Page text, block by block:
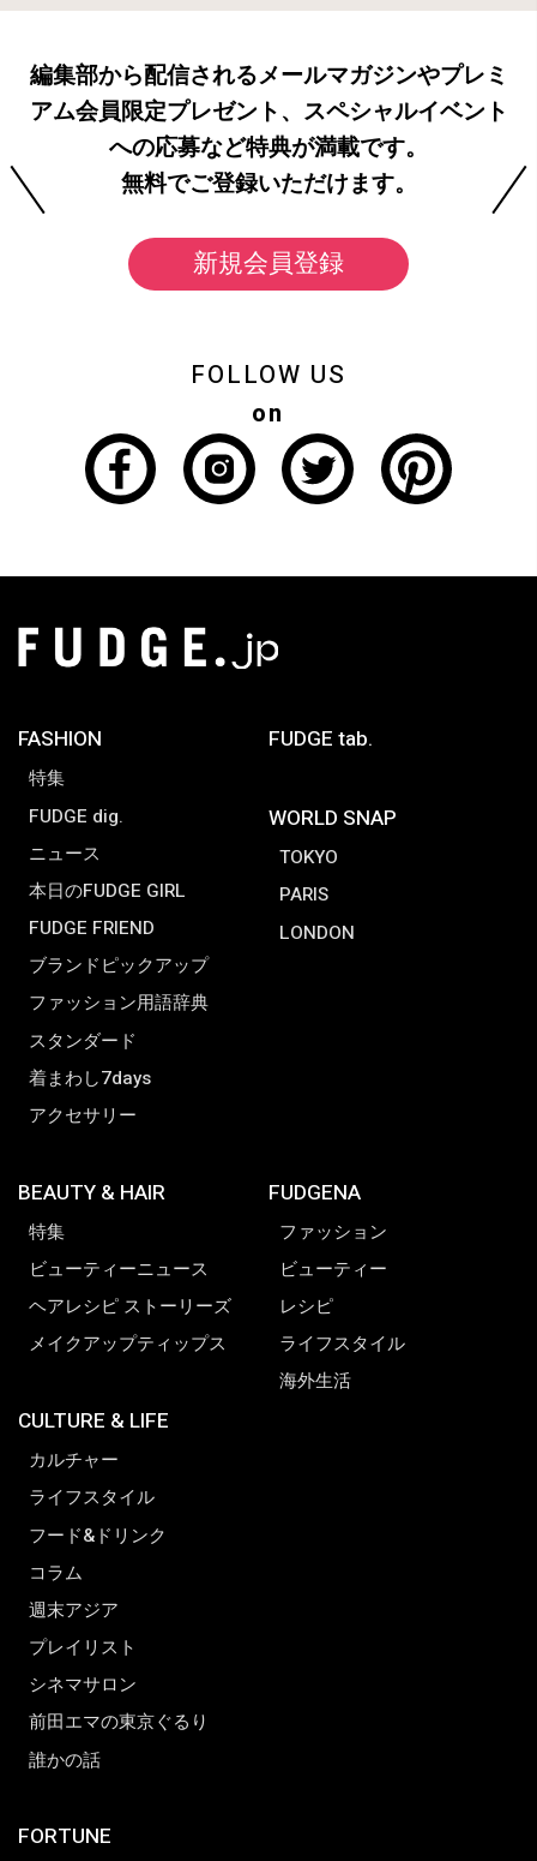
編集部から配信されるメールマガジンやプレミ
アム会員限定プレゼント、スペシャルイベント
への応募など特典が満載です。
無料でご登録いただけます。
新規会員登録
FOLLOW US
on
FASHION
特集
FUDGE dig.
ニュース
本日のFUDGE GIRL
FUDGE FRIEND
ブランドピックアップ
ファッション用語辞典
スタンダード
着まわし7days
アクセサリー
FUDGE tab.
WORLD SNAP
TOKYO
PARIS
LONDON
BEAUTY & HAIR
特集
ビューティーニュース
ヘアレシピ ストーリーズ
メイクアップティップス
CULTURE & LIFE
カルチャー
ライフスタイル
フード&ドリンク
コラム
週末アジア
プレイリスト
シネマサロン
前田エマの東京ぐるり
誰かの話
FUDGENA
ファッション
ビューティー
レシピ
ライフスタイル
海外生活
FORTUNE